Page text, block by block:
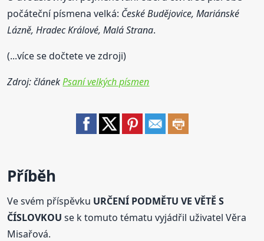
počáteční písmena velká: České Budějovice, Mariánské
Lázně, Hradec Králové, Malá Strana.
(...více se dočtete ve zdroji)
Zdroj: článekPsaní velkých písmen
Příběh
Ve svém příspěvku URČENÍ PODMĚTU VE VĚTĚ S
ČÍSLOVKOU se k tomuto tématu vyjádřil uživatel Věra
Misařová.